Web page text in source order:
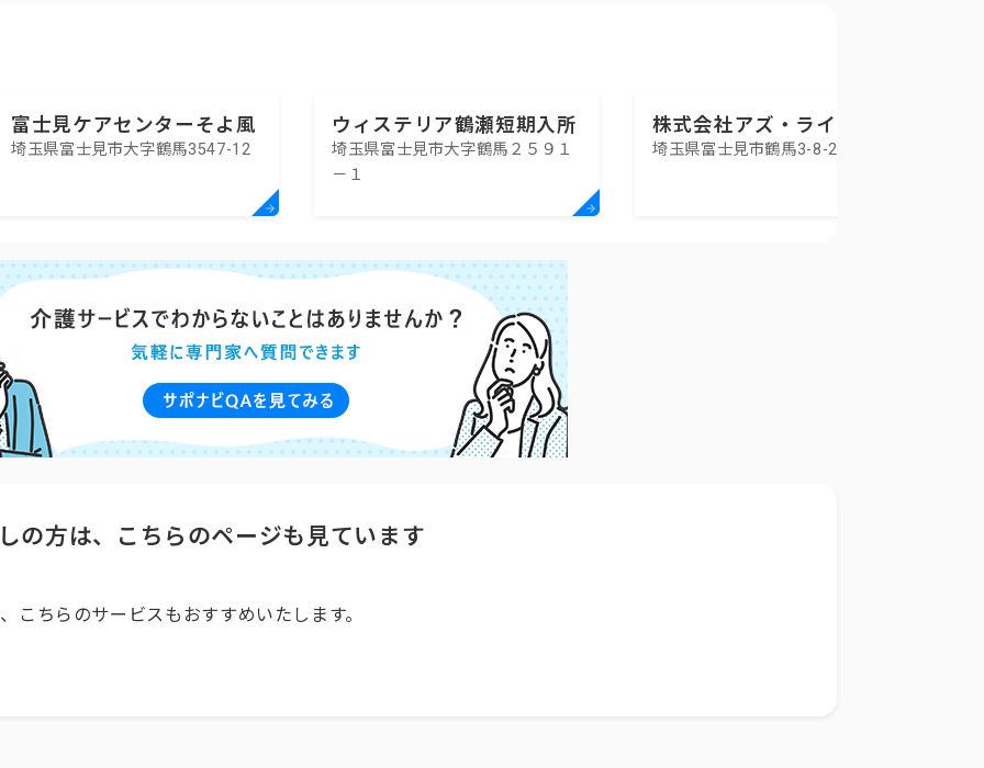
富士見ケアセンターそよ風
埼玉県富士見市大字鶴馬3547-12
ウィステリア鶴瀬短期入所
生活介護
埼玉県富士見市大字鶴馬２５９１
－１
株式会社アズ・ライフケ
ア あずみ苑みずほ
埼玉県富士見市鶴馬3-8-2
の方は、こちらのページも見ています
こちらのサービスもおすすめいたします。